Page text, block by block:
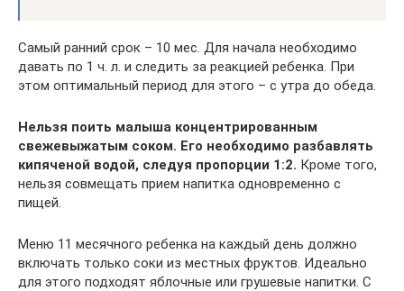
Самый ранний срок – 10 мес. Для начала необходимо
давать по 1 ч. л. и следить за реакцией ребенка. При
этом оптимальный период для этого – с утра до обеда.
Нельзя поить малыша концентрированным
свежевыжатым соком. Его необходимо разбавлять
кипяченой водой, следуя пропорции 1:2. Кроме того,
нельзя совмещать прием напитка одновременно с
пищей.
Меню 11 месячного ребенка на каждый день должно
включать только соки из местных фруктов. Идеально
для этого подходят яблочные или грушевые напитки. С